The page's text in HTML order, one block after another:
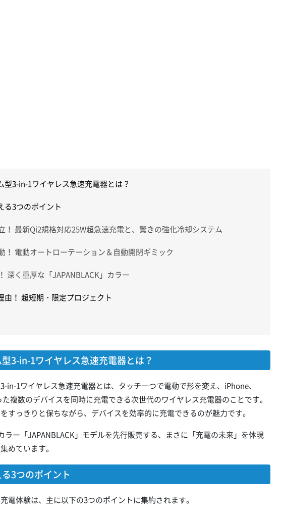
型3-in-1ワイヤレス急速充電器とは？
る3つのポイント
！ 最新Qi2規格対応25W超急速充電と、驚きの強化冷却システム
！ 電動オートローテーション＆自動開閉ギミック
深く重厚な「JAPANBLACK」カラー
由！ 超短期・限定プロジェクト
3-in-1ワイヤレス急速充電器とは？
in-1ワイヤレス急速充電器とは、タッチ一つで電動で形を変え、iPhone、
複数のデバイスを同時に充電できる次世代のワイヤレス充電器のことです。
すっきりと保ちながら、デバイスを効率的に充電できるのが魅力です。
ー「JAPANBLACK」モデルを先行販売する、まさに「充電の未来」を体現
めています。
3つのポイント
電体験は、主に以下の3つのポイントに集約されます。